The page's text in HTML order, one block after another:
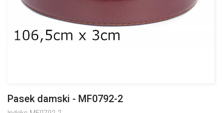
Pasek damski - MF0792-2